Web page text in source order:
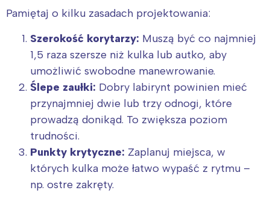
Pamiętaj o kilku zasadach projektowania:
Szerokość korytarzy: Muszą być co najmniej
1,5 raza szersze niż kulka lub autko, aby
umożliwić swobodne manewrowanie.
Ślepe zaułki: Dobry labirynt powinien mieć
przynajmniej dwie lub trzy odnogi, które
prowadzą donikąd. To zwiększa poziom
trudności.
Punkty krytyczne: Zaplanuj miejsca, w
których kulka może łatwo wypaść z rytmu –
np. ostre zakręty.